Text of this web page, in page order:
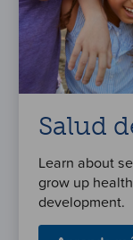
Salud
Learn about
grow up
development.